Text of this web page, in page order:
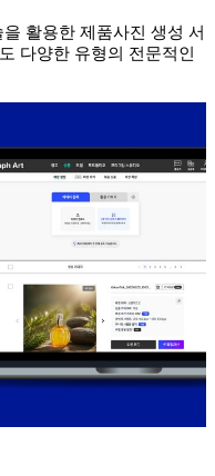
활용한 제품사진 생성 서
다양한 유형의 전문적인